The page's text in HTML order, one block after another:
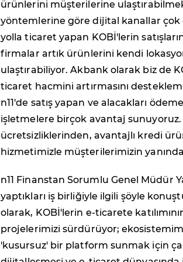
ürünlerini müşterilerine
yöntemlerine göre dijital kanallar çok
yolla ticaret yapan KOBİ'lerin
firmalar artık ürünlerini kendi
ulaştırabiliyor. Akbank olarak biz de
ticaret hacmini artırmasını
n11'de satış yapan ve alacakları
işletmelere birçok avantaj sunuyoruz.
ücretsizliklerinden, avantajlı kredi
hizmetimizle müşterilerimizin
n11 Finanstan Sorumlu Genel Müdür
yaptıkları iş birliğiyle ilgili şöyle
olarak, KOBİ'lerin e-ticarete
projelerimizi sürdürüyor;
'kusursuz' bir platform sunmak için